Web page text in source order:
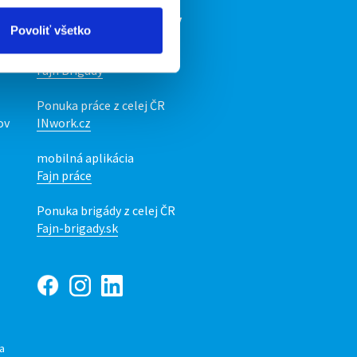
Povoliť všetko
Naše ďalšie projekty
mobilná aplikácia
Fajn Brigády
Ponuka práce z celej ČR
INwork.cz
mobilná aplikácia
Fajn práce
Ponuka brigády z celej ČR
Fajn-brigady.sk